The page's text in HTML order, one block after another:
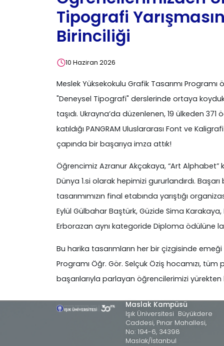
Tipografi
Birinciliği
10 Haziran 2026
Meslek Yüksekokulu Grafik Tasarımı
"Deneysel Tipografi" derslerinde ortaya
taşıdı. Ukrayna’da düzenlenen, 19 ülkeden
katıldığı PANGRAM Uluslararası Font ve
çapında bir başarıya imza attık!
Öğrencimiz Azranur Akçakaya, “Art Alphabet”
Dünya 1.si olarak hepimizi gururlandırdı.
tasarımımızın final etabında yarıştığı
Eylül Gülbahar Baştürk, Güzide Sima
Erborazan aynı kategoride Diploma ödülüne
Bu harika tasarımların her bir çizgisinde emeği
Programı Öğr. Gör. Selçuk Öziş hocamızı, tüm
başarılarıyla parlayan öğrencilerimizi yürekten
Maslak Kampüsü
Işık Üniversitesi Büyükdere
Caddesi, Pınar Mahallesi,
No: 194-6, 34398
Maslak/İstanbul